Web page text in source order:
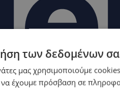
των δεδομένων
μας χρησιμοποιούμε
έχουμε πρόσβαση σε